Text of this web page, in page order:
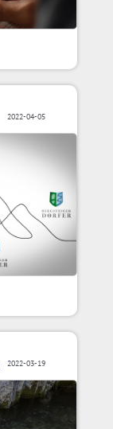
2022-04-05
2022-03-19